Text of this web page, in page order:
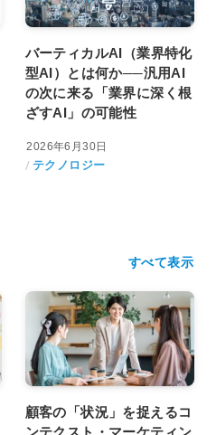
バーティカルAI（業界特化
型AI）とは何か──汎用AI
の次に来る「業界に深く根
ざすAI」の可能性
2026年6月30日
テクノロジー
すべて表示
顧客の「状況」を捉えるコ